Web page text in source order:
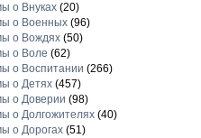
о Внуках(20)
о Военных(96)
о Вождях(50)
о Воле (62)
о Воспитании (266)
о Детях(457)
о Доверии (98)
о Долгожителях(40)
о Дорогах(51)